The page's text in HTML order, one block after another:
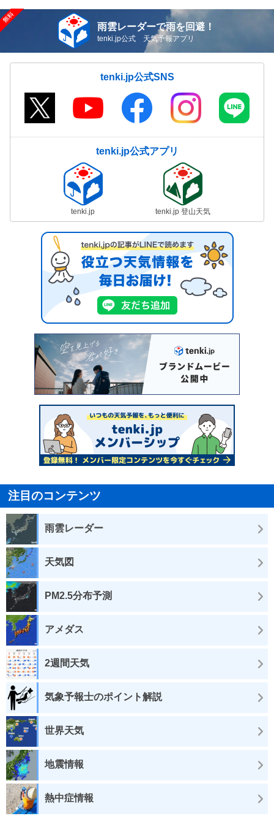
雨雲レーダーで雨を回避！
tenki.jp公式 天気予報アプリ
tenki.jp公式SNS
tenki.jp公式アプリ
tenki.jp tenki.jp 登山天気
注目のコンテンツ
雨雲レーダー
天気図
PM2.5分布予測
アメダス
2週間天気
気象予報士のポイント解説
世界天気
地震情報
熱中症情報